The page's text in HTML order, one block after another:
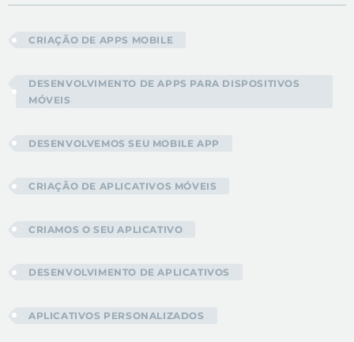
CRIAÇÃO DE APPS MOBILE
DESENVOLVIMENTO DE APPS PARA DISPOSITIVOS
MÓVEIS
DESENVOLVEMOS SEU MOBILE APP
CRIAÇÃO DE APLICATIVOS MÓVEIS
CRIAMOS O SEU APLICATIVO
DESENVOLVIMENTO DE APLICATIVOS
APLICATIVOS PERSONALIZADOS